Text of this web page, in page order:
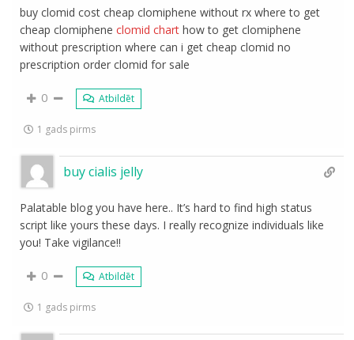
buy clomid cost cheap clomiphene without rx where to get
cheap clomipheneclomid chart how to get clomiphene
without prescription where can i get cheap clomid no
prescription order clomid for sale
0 Atbildēt
1 gads pirms
buy cialis jelly
Palatable blog you have here.. It’s hard to find high status
script like yours these days. I really recognize individuals like
you! Take vigilance!!
0 Atbildēt
1 gads pirms